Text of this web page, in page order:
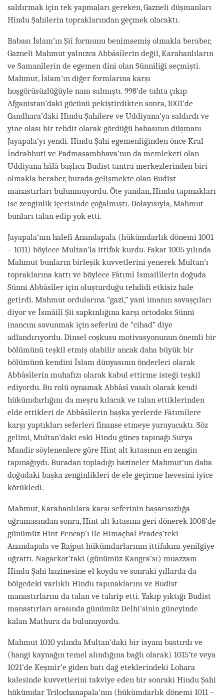
saldırmak için tek yapmaları gereken, Gazneli düşmanları
Hindu Şahilerin topraklarından geçmek olacaktı.
Babası İslam’ın Şiî formunu benimsemiş olmakla beraber,
Gazneli Mahmut yalnızca Abbâsîlerin değil, Karahanlıların
ve Samanîlerin de egemen dini olan Sünniliği seçmişti.
Mahmut, İslam’ın diğer formlarına karşı
hoşgörüsüzlüğüyle nam salmıştı. 998’de tahta çıkıp
Afganistan’daki gücünü pekiştirdikten sonra, 1001’de
Gandhara’daki Hindu Şahilere ve Uddiyana’ya saldırdı ve
yine olası bir tehdit olarak gördüğü babasının düşmanı
Jayapala’yı yendi. Hindu Şahi egemenliğinden önce Kral
İndrabhuti ve Padmasambhava’nın da memleketi olan
Uddiyana hâlâ başlıca Budist tantra merkezlerinden biri
olmakla beraber, burada gelişmekte olan Budist
manastırları bulunmuyordu. Öte yandan, Hindu tapınakları
ise zenginlik içerisinde çoğalmıştı. Dolayısıyla, Mahmut
bunları talan edip yok etti.
Jayapala’nın halefi Anandapala (hükümdarlık dönemi 1001
– 1011) böylece Multan’la ittifak kurdu. Fakat 1005 yılında
Mahmut bunların birleşik kuvvetlerini yenerek Multan’ı
topraklarına kattı ve böylece Fâtımî İsmailîlerin doğuda
Sünni Abbâsîler için oluşturduğu tehdidi etkisiz hale
getirdi. Mahmut ordularına “gazi,” yani imanın savaşçıları
diyor ve İsmâilî Şii sapkınlığına karşı ortodoks Sünni
inancını savunmak için seferini de “cihad” diye
adlandırıyordu. Dinsel coşkusu motivasyonunun önemli bir
bölümünü teşkil etmiş olabilir ancak daha büyük bir
bölümünü kendini İslam dünyasının önderleri olarak
Abbâsîlerin muhafızı olarak kabul ettirme isteği teşkil
ediyordu. Bu rolü oynamak Abbâsî vasalı olarak kendi
hükümdarlığını da meşru kılacak ve talan ettiklerinden
elde ettikleri de Abbâsîlerin başka yerlerde Fâtımîlere
karşı yaptıkları seferleri finanse etmeye yarayacaktı. Söz
gelimi, Multan’daki eski Hindu güneş tapınağı Surya
Mandir söylenenlere göre Hint alt kıtasının en zengin
tapınağıydı. Buradan topladığı hazineler Mahmut’un daha
doğudaki başka zenginlikleri de ele geçirme hevesini iyice
körükledi.
Mahmut, Karahanlılara karşı seferinin başarısızlığa
uğramasından sonra, Hint alt kıtasına geri dönerek 1008’de
günümüz Hint Pencap’ı ile Himaçhal Pradeş’teki
Anandapala ve Rajput hükümdarlarının ittifakını yenilgiye
uğrattı. Nagarkot’taki (günümüz Kangra’sı) muazzam
Hindu Şahi hazinesine el koydu ve sonraki yıllarda da
bölgedeki varlıklı Hindu tapınaklarını ve Budist
manastırlarını da talan ve tahrip etti. Yakıp yıktığı Budist
manastırları arasında günümüz Delhi’sinin güneyinde
kalan Mathura da bulunuyordu.
Mahmut 1010 yılında Multan’daki bir isyanı bastırdı ve
(hangi kaynağın temel alındığına bağlı olarak) 1015’te veya
1021’de Keşmir’e giden batı dağ eteklerindeki Lohara
kalesinde kuvvetlerini takviye eden bir sonraki Hindu Şahi
hükümdar Trilochanapala’nın (hükümdarlık dönemi 1011 –